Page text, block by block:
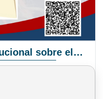
Pronunciamiento Institucional sobre el Proyecto de Ley N° 068/2025-2026 C.S.